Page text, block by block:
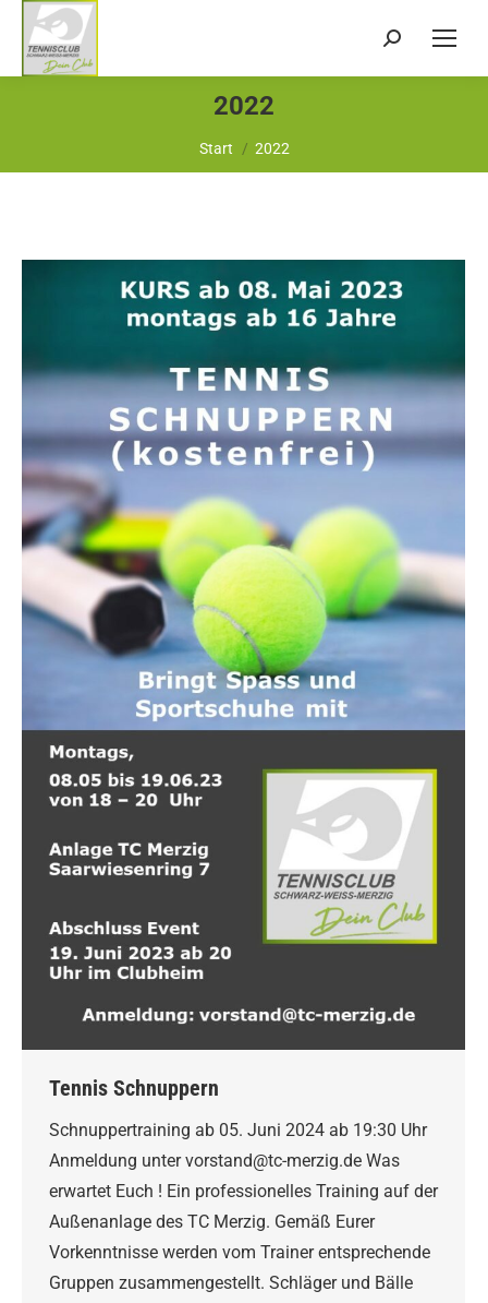
Search:
2022
Sie befinden sich hier:
Start 2022
Tennis Schnuppern
Schnuppertraining ab 05. Juni 2024 ab 19:30 Uhr
Anmeldung unter vorstand@tc-merzig.de Was
erwartet Euch ! Ein professionelles Training auf der
Außenanlage des TC Merzig. Gemäß Eurer
Vorkenntnisse werden vom Trainer entsprechende
Gruppen zusammengestellt. Schläger und Bälle